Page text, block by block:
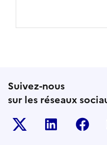
Suivez-nous
sur les réseaux
Le ministère sur
Le